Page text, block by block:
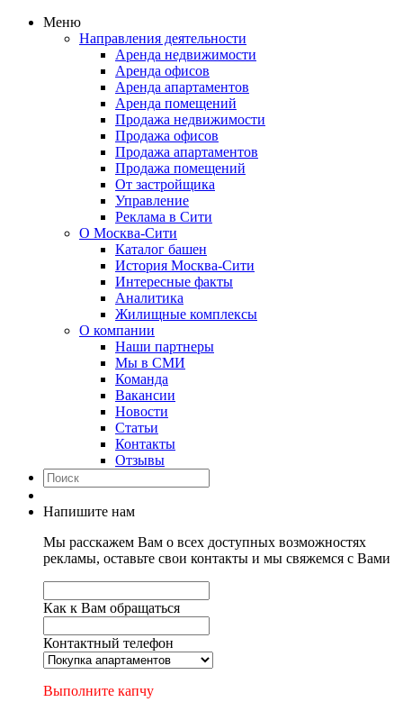
Меню
Направления деятельности
Аренда недвижимости
Аренда офисов
Аренда апартаментов
Аренда помещений
Продажа недвижимости
Продажа офисов
Продажа апартаментов
Продажа помещений
От застройщика
Управление
Реклама в Сити
О Москва-Сити
Каталог башен
История Москва-Сити
Интересные факты
Аналитика
Жилищные комплексы
О компании
Наши партнеры
Мы в СМИ
Команда
Вакансии
Новости
Статьи
Контакты
Отзывы
Напишите нам
Мы расскажем Вам о всех доступных возможностях
рекламы, оставьте свои контакты и мы свяжемся с Вами
Как к Вам обращаться
Контактный телефон
Выполните капчу